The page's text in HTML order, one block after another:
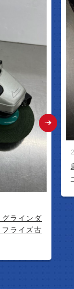
2026/02/26
鳥栖市のお
ーを買取い